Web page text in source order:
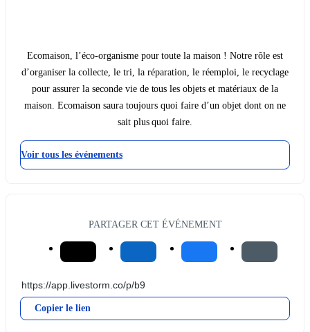
Ecomaison, l’éco-organisme pour toute la maison ! Notre rôle est
d’organiser la collecte, le tri, la réparation, le réemploi, le recyclage
pour assurer la seconde vie de tous les objets et matériaux de la
maison. Ecomaison saura toujours quoi faire d’un objet dont on ne
sait plus quoi faire.
Voir tous les événements
PARTAGER CET ÉVÉNEMENT
Copier le lien